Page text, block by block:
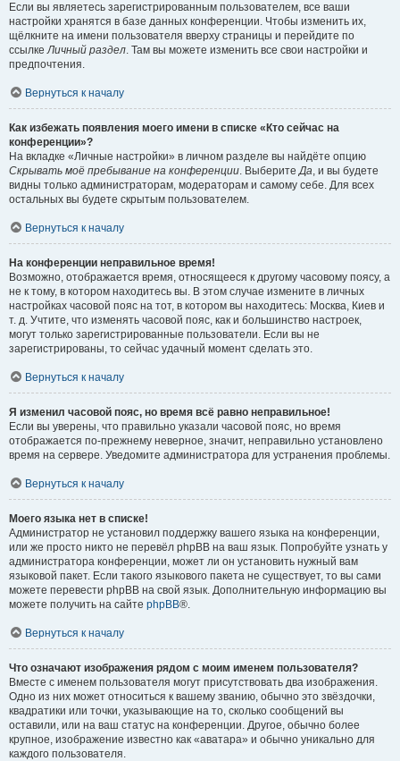
Если вы являетесь зарегистрированным пользователем, все ваши
настройки хранятся в базе данных конференции. Чтобы изменить их,
щёлкните на имени пользователя вверху страницы и перейдите по
ссылкеЛичный раздел. Там вы можете изменить все свои настройки и
предпочтения.
Вернуться к началу
Как избежать появления моего имени в списке «Кто сейчас на
конференции»?
На вкладке «Личные настройки» в личном разделе вы найдёте опцию
Скрывать моё пребывание на конференции. ВыберитеДа, и вы будете
видны только администраторам, модераторам и самому себе. Для всех
остальных вы будете скрытым пользователем.
Вернуться к началу
На конференции неправильное время!
Возможно, отображается время, относящееся к другому часовому поясу, а
не к тому, в котором находитесь вы. В этом случае измените в личных
настройках часовой пояс на тот, в котором вы находитесь: Москва, Киев и
т. д. Учтите, что изменять часовой пояс, как и большинство настроек,
могут только зарегистрированные пользователи. Если вы не
зарегистрированы, то сейчас удачный момент сделать это.
Вернуться к началу
Я изменил часовой пояс, но время всё равно неправильное!
Если вы уверены, что правильно указали часовой пояс, но время
отображается по-прежнему неверное, значит, неправильно установлено
время на сервере. Уведомите администратора для устранения проблемы.
Вернуться к началу
Моего языка нет в списке!
Администратор не установил поддержку вашего языка на конференции,
или же просто никто не перевёл phpBB на ваш язык. Попробуйте узнать у
администратора конференции, может ли он установить нужный вам
языковой пакет. Если такого языкового пакета не существует, то вы сами
можете перевести phpBB на свой язык. Дополнительную информацию вы
можете получить на сайте phpBB®.
Вернуться к началу
Что означают изображения рядом с моим именем пользователя?
Вместе с именем пользователя могут присутствовать два изображения.
Одно из них может относиться к вашему званию, обычно это звёздочки,
квадратики или точки, указывающие на то, сколько сообщений вы
оставили, или на ваш статус на конференции. Другое, обычно более
крупное, изображение известно как «аватара» и обычно уникально для
каждого пользователя.